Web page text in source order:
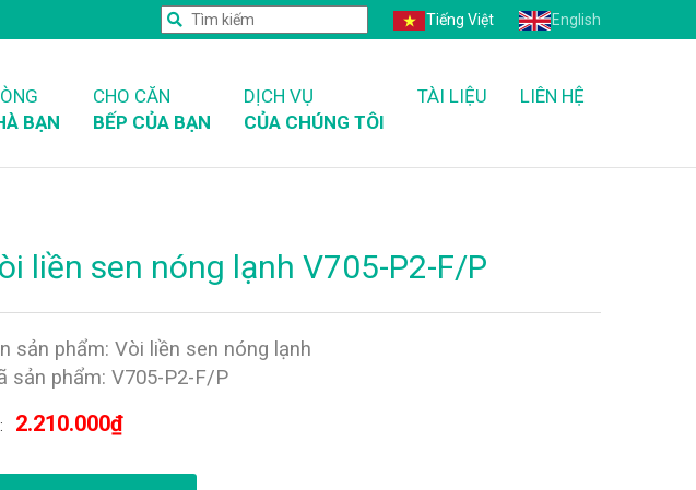
Tiếng Việt English
BẠN
CHO CĂN
BẾP CỦA BẠN
DỊCH VỤ
CỦA CHÚNG TÔI
TÀI LIỆU LIÊN HỆ
liền sen nóng lạnh V705-P2-F/P
sản phẩm: Vòi liền sen nóng lạnh
sản phẩm: V705-P2-F/P
2.210.000₫